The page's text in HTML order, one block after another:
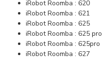
iRobot Roomba : 620
iRobot Roomba : 621
iRobot Roomba : 625
iRobot Roomba : 625 pro
iRobot Roomba : 625pro
iRobot Roomba : 627